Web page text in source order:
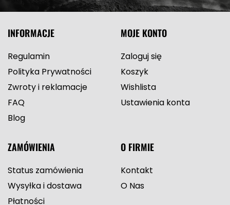
INFORMACJE
Regulamin
Polityka Prywatności
Zwroty i reklamacje
FAQ
Blog
MOJE KONTO
Zaloguj się
Koszyk
Wishlista
Ustawienia konta
ZAMÓWIENIA
Status zamówienia
Wysyłka i dostawa
Płatności
O FIRMIE
Kontakt
O Nas